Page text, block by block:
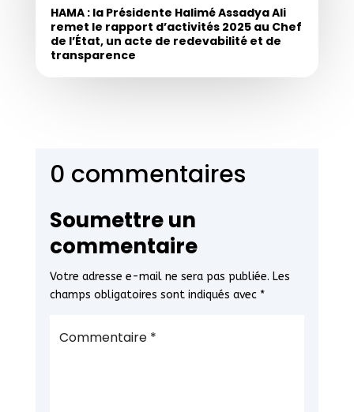
HAMA : la Présidente Halimé Assadya Ali
remet le rapport d’activités 2025 au Chef
de l’État, un acte de redevabilité et de
transparence
0 commentaires
Soumettre un
commentaire
Votre adresse e-mail ne sera pas publiée. Les
champs obligatoires sont indiqués avec *